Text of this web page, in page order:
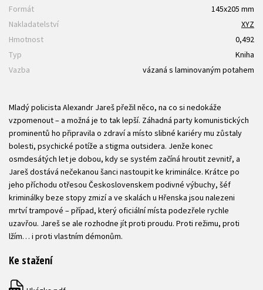
Formát
145x205 mm
Nakladatelství
XYZ
Hmotnost
0,492
Typ
Kniha
Vazba
vázaná s laminovaným potahem
Mladý policista Alexandr Jareš přežil něco, na co si nedokáže
vzpomenout – a možná je to tak lepší. Záhadná party komunistických
prominentů ho připravila o zdraví a místo slibné kariéry mu zůstaly
bolesti, psychické potíže a stigma outsidera. Jenže konec
osmdesátých let je dobou, kdy se systém začíná hroutit zevnitř, a
Jareš dostává nečekanou šanci nastoupit ke kriminálce. Krátce po
jeho příchodu otřesou Československem podivné výbuchy, šéf
kriminálky beze stopy zmizí a ve skalách u Hřenska jsou nalezeni
mrtví trampové – případ, který oficiální místa podezřele rychle
uzavřou. Jareš se ale rozhodne jít proti proudu. Proti režimu, proti
lžím… i proti vlastním démonům.
Ke stažení